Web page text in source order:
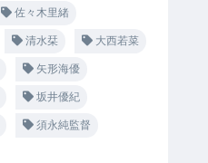
佐々木里緒
清水栞 大西若菜
矢形海優
坂井優紀
須永純監督